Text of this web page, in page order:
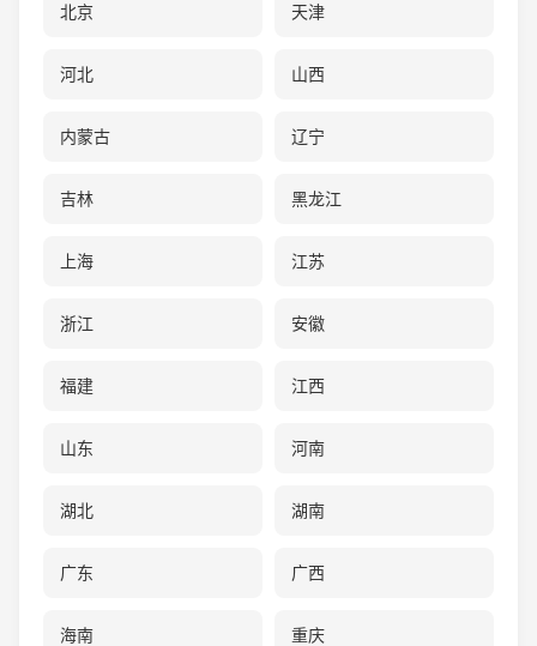
北京 天津
河北 山西
内蒙古 辽宁
吉林 黑龙江
上海 江苏
浙江 安徽
福建 江西
山东 河南
湖北 湖南
广东 广西
海南 重庆